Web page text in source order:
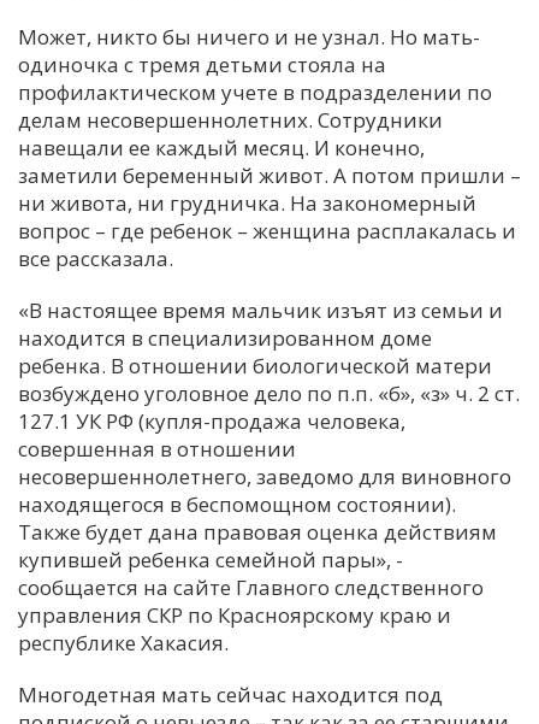
Может, никто бы ничего и не узнал. Но мать-
одиночка с тремя детьми стояла на
профилактическом учете в подразделении по
делам несовершеннолетних. Сотрудники
навещали ее каждый месяц. И конечно,
заметили беременный живот. А потом пришли –
ни живота, ни грудничка. На закономерный
вопрос – где ребенок – женщина расплакалась и
все рассказала.
«В настоящее время мальчик изъят из семьи и
находится в специализированном доме
ребенка. В отношении биологической матери
возбуждено уголовное дело по п.п. «б», «з» ч. 2 ст.
127.1 УК РФ (купля-продажа человека,
совершенная в отношении
несовершеннолетнего, заведомо для виновного
находящегося в беспомощном состоянии).
Также будет дана правовая оценка действиям
купившей ребенка семейной пары», -
сообщается на сайте Главного следственного
управления СКР по Красноярскому краю и
республике Хакасия.
Многодетная мать сейчас находится под